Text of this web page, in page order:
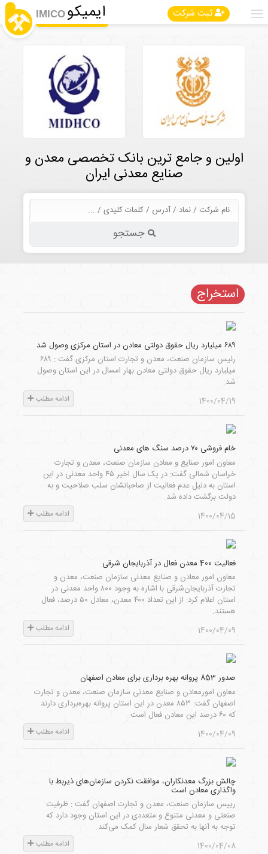
ثبت شرکت ایمیکو IMICO
اولین و جامع ترین بانک تخصصی معدن و
صنایع معدنی ایران
جستجو
استخراج
۶۸۹ میلیارد ریال حقوق دولتی معادن در استان مرکزی وصول شد
رئیس سازمان صنعت، معدن و تجارت استان مرکزی گفت : ۶۸۹
میلیارد ریال حقوق دولتی معادن بهار امسال در این استان وصول
شد.
1400/04/19
ادامه مطلب
خام فروشی ۷۰ درصد سنگ های معدنی
معاون امور صنایع و معادن سازمان صنعت، معدن و تجارت
خراسان شمالی گفت: در یک سال اخیر ۴۵ واحد معدنی در این
استان به دلیل عدم فعالیت از صاحبانشان سلب صلاحیت و به
دولت برگشت داده شد.
1400/04/15
ادامه مطلب
فعالیت 400 معدن فعال در آذربایجان شرقی
معاون امور معادن و صنایع معدنی سازمان صنعت، معدن و
تجارت آذربایجان‌شرقی با اشاره به وجود ۸۰۰ واحد معدنی در
استان اعلام کرد: از این تعداد ۴۰۰ معدن، معادل ۵۰ درصد، فعال
هستند.
1400/04/09
ادامه مطلب
صدور 853 پروانه بهره برداری برای معادن اصفهان
معاون امورمعادن و صنایع معدنی سازمان صنعت، معدن و تجارت
اصفهان گفت: ۸۵۳ معدن در این استان پروانه بهره‌برداری دارند
که ۶۰ درصد این معادن فعال است.
1400/04/09
ادامه مطلب
چالش بزرگ معدنکاران، موافقت نکردن سازمان‌های ذیربط با
واگذاری معادن است
رییس سازمان صنعت، معدن و تجارت اصفهان گفت : ظرفیت‌
صنعتی و معدنی متنوع و متعددی در این استان وجود دارد که
توجه به آنها به تحقق شعار سال کمک می‌کند.
1400/04/08
ادامه مطلب